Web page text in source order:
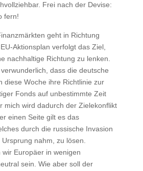
Frei nach der Devise:
fern!
geht in Richtung
Aktionsplan verfolgt das Ziel,
nachhaltige Richtung zu lenken.
dass die deutsche
diese Woche ihre Richtlinie zur
Fonds auf unbestimmte Zeit
mich wird dadurch der Zielekonflikt
einen Seite gilt es das
durch die russische Invasion
nahm, zu lösen.
Europäer in wenigen
sein. Wie aber soll der